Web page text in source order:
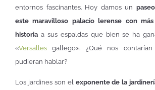
entornos fascinantes. Hoy damos un
este maravilloso palacio lerense con
historia a sus espaldas que bien se ha
«Versalles gallego». ¿Qué nos
pudieran hablar?
Los jardines son el exponente de la